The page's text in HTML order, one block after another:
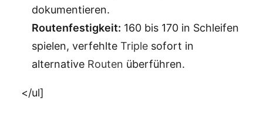
dokumentieren.
Routenfestigkeit: 160 bis 170 in Schleifen
spielen, verfehlte Triple sofort in
alternative Routen überführen.
</ul]